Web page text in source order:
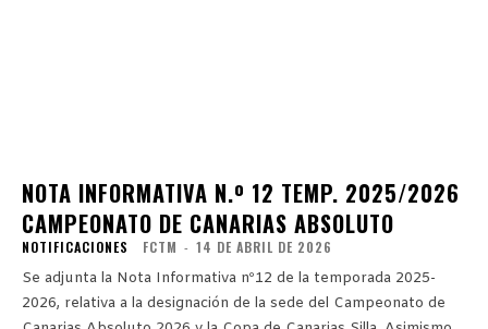
NOTA INFORMATIVA N.º 12 TEMP. 2025/2026
CAMPEONATO DE CANARIAS ABSOLUTO
NOTIFICACIONES FCTM - 14 DE ABRIL DE 2026
Se adjunta la Nota Informativa nº12 de la temporada 2025-
2026, relativa a la designación de la sede del Campeonato de